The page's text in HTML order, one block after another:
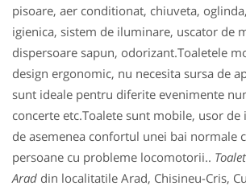
pisoare, aer conditionat, chiuveta,
igienica, sistem de iluminare, uscator de
dispersoare sapun, odorizant.Toaletele
design ergonomic, nu necesita sursa de
sunt ideale pentru diferite evenimente
concerte etc.Toalete sunt mobile, usor de
de asemenea confortul unei bai normale
persoane cu probleme locomotorii..
Arad din localitatile Arad, Chisineu-Cris,